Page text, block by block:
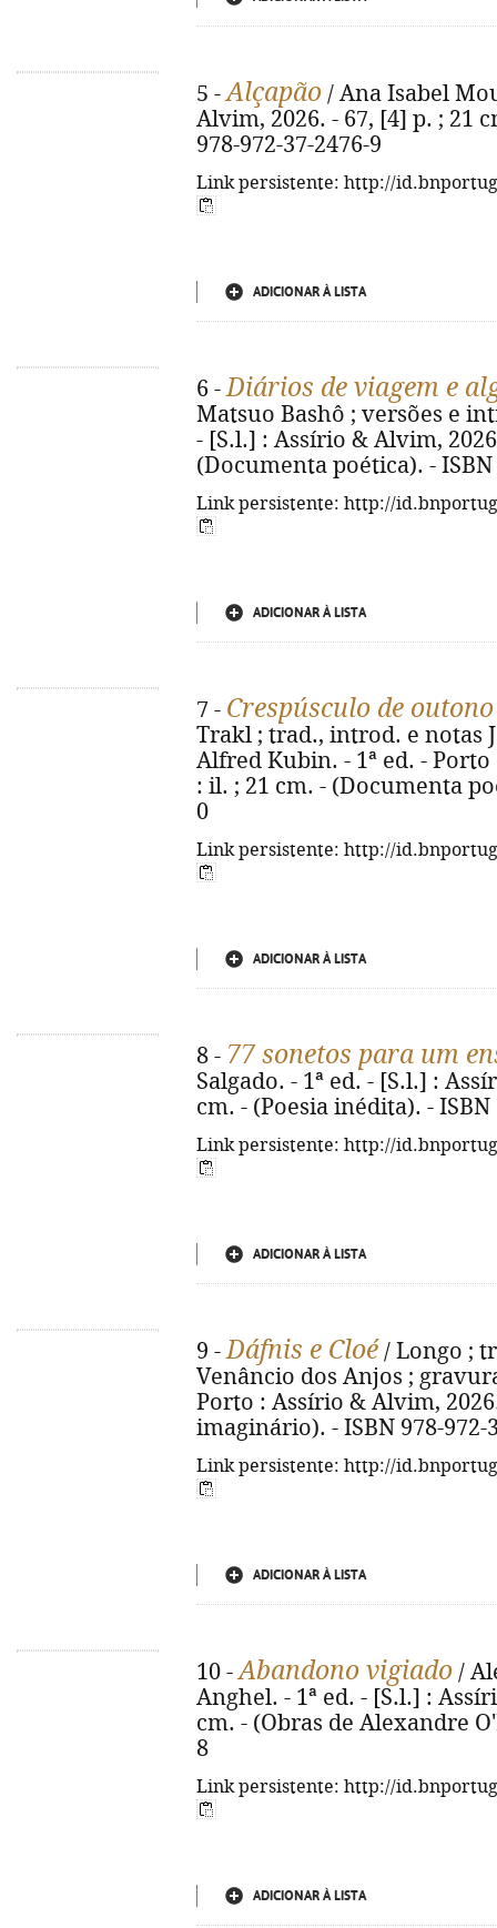
5 -Alçapão / Ana Isabel
Alvim, 2026. - 67, [4] p. ; 21
978-972-37-2476-9
Link persistente: http://
ADICIONAR À LISTA
6 -Diários de viagem e
Matsuo Bashô ; versões e
- [S.l.] : Assírio & Alvim,
(Documenta poética). - ISBN
Link persistente: http://
ADICIONAR À LISTA
7 - Crespúsculo de outono
Trakl ; trad., introd. e notas
Alfred Kubin. - 1ª ed. -
: il. ; 21 cm. - (Documenta
0
Link persistente: http://
ADICIONAR À LISTA
8 - 77 sonetos para um
Salgado. - 1ª ed. - [S.l.] :
cm. - (Poesia inédita). - ISBN
Link persistente: http://
ADICIONAR À LISTA
9 -Dáfnis e Cloé / Longo ;
Venâncio dos Anjos ;
Porto : Assírio & Alvim,
imaginário). - ISBN 978-972-
Link persistente: http://
ADICIONAR À LISTA
10 -Abandono vigiado /
Anghel. - 1ª ed. - [S.l.] :
cm. - (Obras de Alexandre
8
Link persistente: http://
ADICIONAR À LISTA